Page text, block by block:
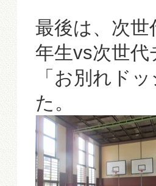
最後は、次
年生vs次世
「お別れド
た。